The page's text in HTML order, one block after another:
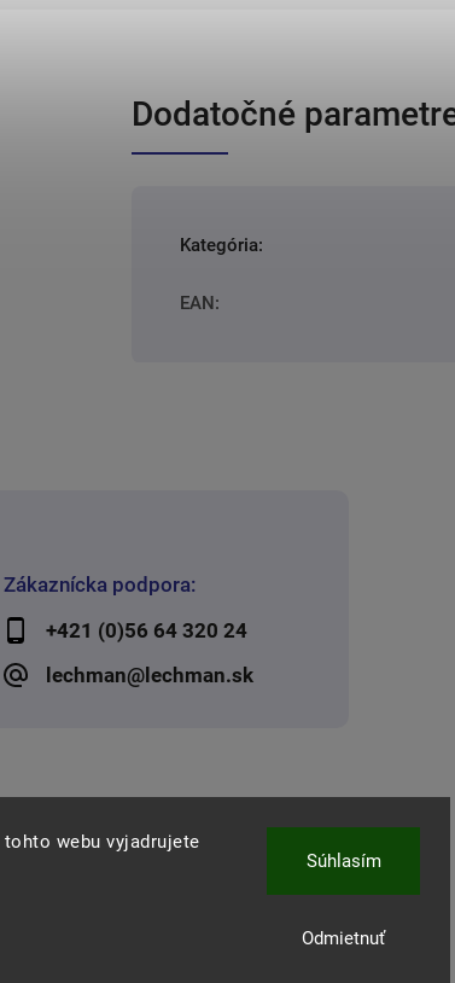
webu vyjadrujete
Odmietnuť
Súhlasím
Dodatočné
Kategória:
EAN:
Zákaznícka podpora:
+421 (0)56 64 320 24
lechman@lechman.sk